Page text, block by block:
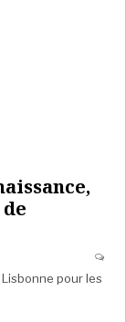
pour les